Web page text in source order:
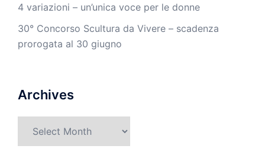
4 variazioni – un’unica voce per le donne
30° Concorso Scultura da Vivere – scadenza
prorogata al 30 giugno
Archives